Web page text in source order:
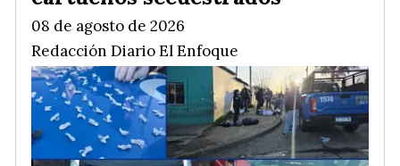
Redacción Diario El Enfoque
08 de agosto de 2026